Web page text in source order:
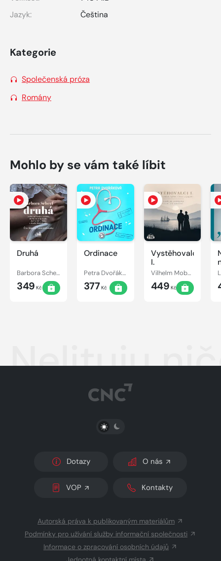
Jazyk:
Čeština
Kategorie
Společenská próza
Romány
Mohlo by se vám také líbit
Druhá
Barbora Scherf
349 Kč
Ordinace
Petra Dvořáková
377Kč
Vystěhovalci
I.
Vilhelm Moberg
449 Kč
Nelituju
PŘEPNOUT SVĚTLÝ/TMAVÝ REŽIM
Dotazy O nás
VOP Kontakty
Autorská práva k publikovaným materiálům
Podmínky pro užívání služby informační společnosti
Informace o zpracování osobních údajů